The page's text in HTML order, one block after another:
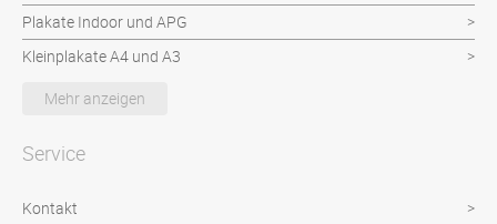
Plakate Indoor und APG
Kleinplakate A4 und A3
Musterkollektionen
Mehr anzeigen
Service
Kontakt